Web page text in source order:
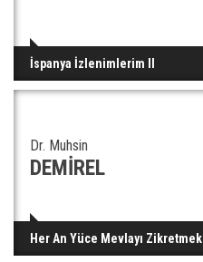
İspanya İzlenimlerim II
Dr. Muhsin
DEMİREL
Her An Yüce Mevlayı Zikretmek